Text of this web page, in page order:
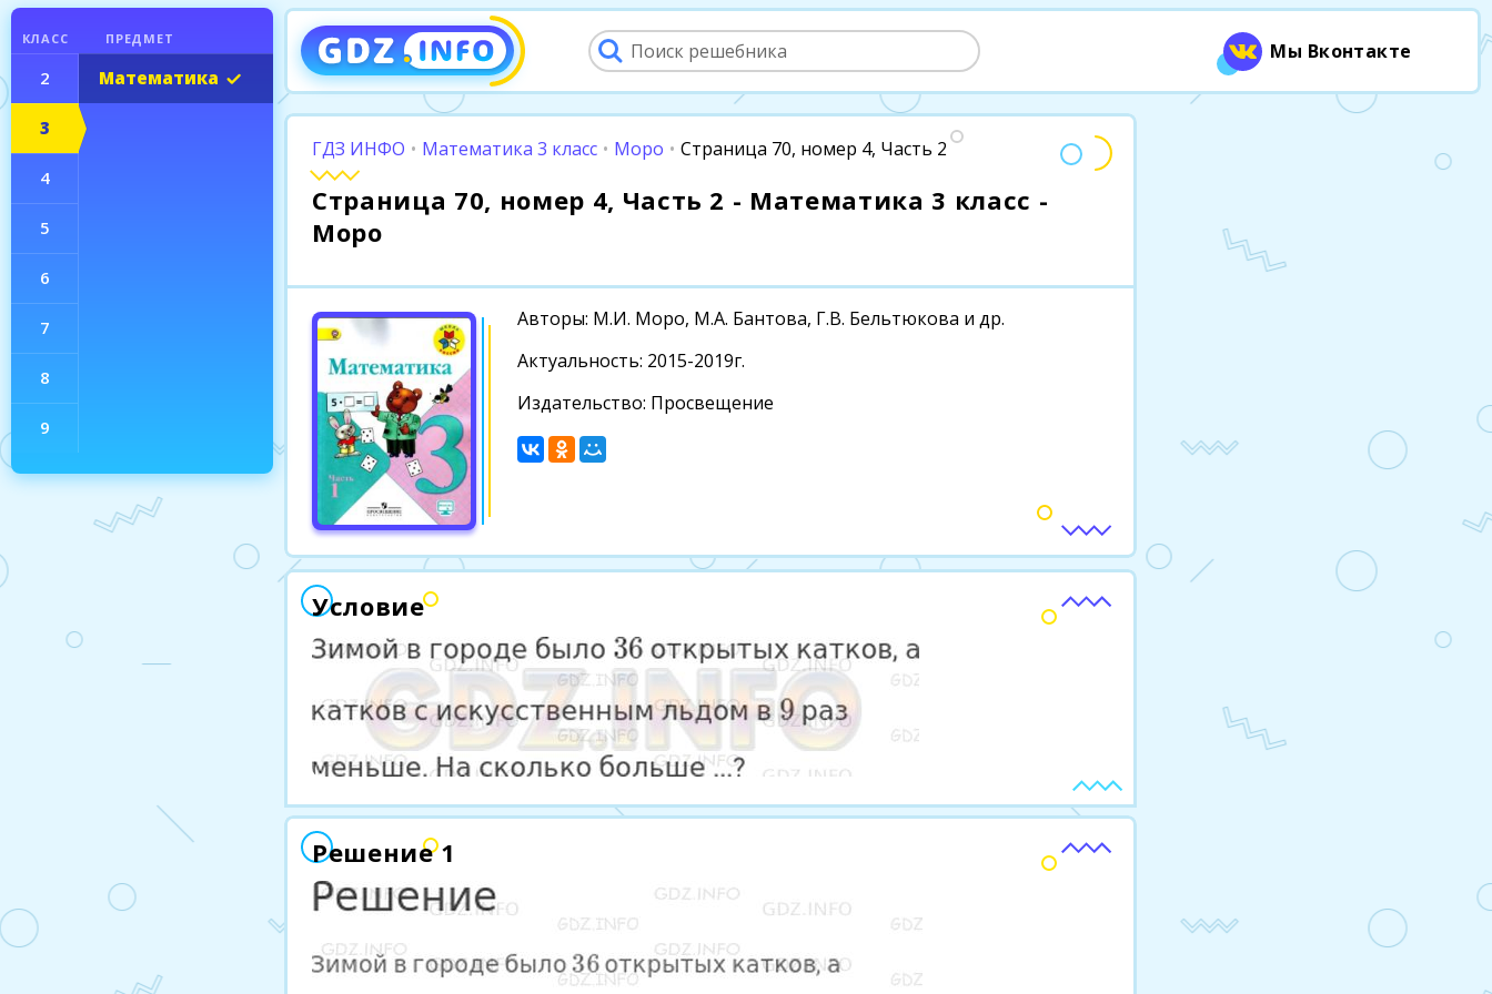
ГДЗ ИНФО • Математика 3 класс • Моро • Страница 70, номер 4, Часть 2
Страница 70, номер 4, Часть 2 - Математика 3 класс -
Моро
Авторы: М.И. Моро, М.А. Бантова, Г.В. Бельтюкова и др.
Актуальность: 2015-2019г.
Издательство: Просвещение
Условие
Решение 1
КЛАСС ПРЕДМЕТ
2
3
Математика
4
5
6
7
8
9
Мы Вконтакте